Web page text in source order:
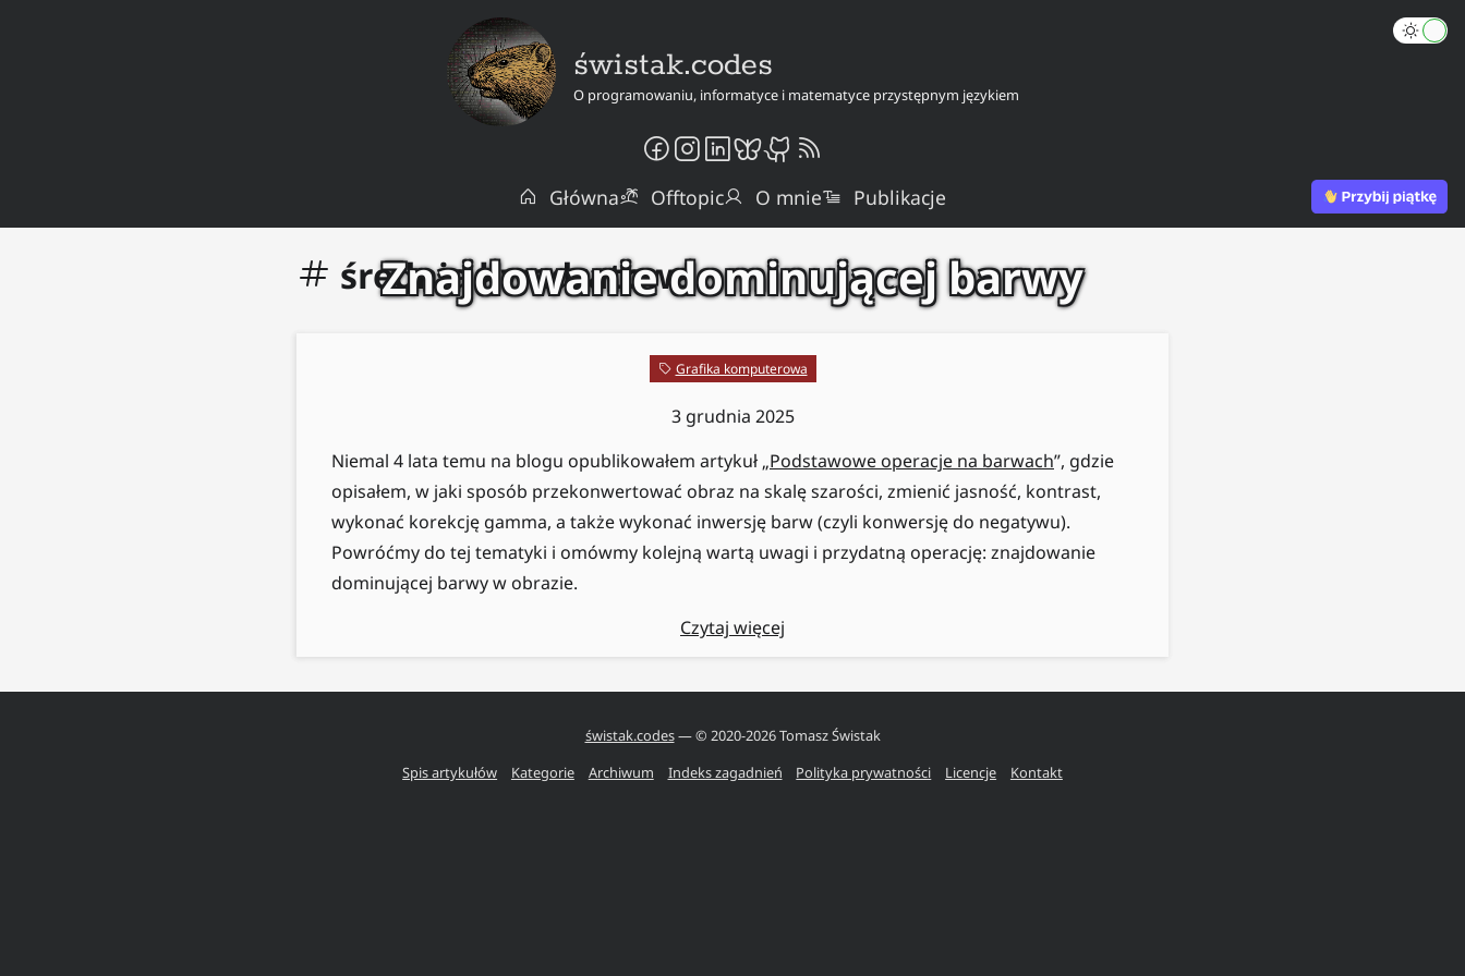
świstak.codes
O programowaniu, informatyce i matematyce przystępnym językiem
Główna Offtopic O mnie Publikacje
średnia kwadratowa
Znajdowanie dominującej barwy
Grafika komputerowa
3 grudnia 2025
Niemal 4 lata temu na blogu opublikowałem artykuł „Podstawowe operacje na barwach”, gdzie
opisałem, w jaki sposób przekonwertować obraz na skalę szarości, zmienić jasność, kontrast,
wykonać korekcję gamma, a także wykonać inwersję barw (czyli konwersję do negatywu).
Powróćmy do tej tematyki i omówmy kolejną wartą uwagi i przydatną operację: znajdowanie
dominującej barwy w obrazie.
Czytaj więcej
świstak.codes— © 2020-2026Tomasz Świstak
Spis artykułów
Kategorie Archiwum Indeks zagadnień Polityka prywatności Licencje Kontakt